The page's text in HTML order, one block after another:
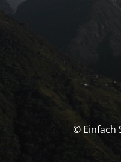
© Einfach